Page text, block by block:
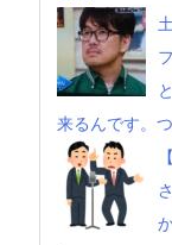
来るんです。